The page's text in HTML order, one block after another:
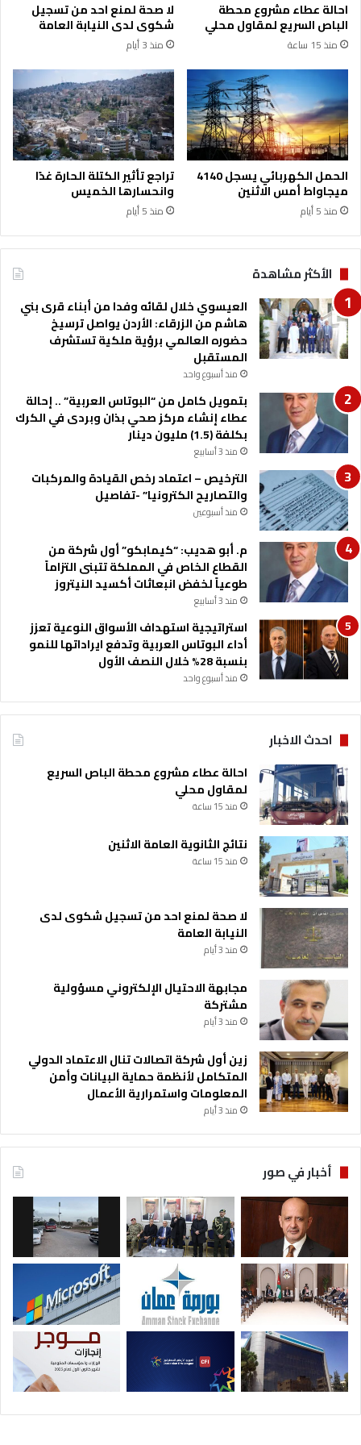
ي
ة
و
ج
م
ع
ة
ج
د
ا
ر
ا
.
ا
ل
ع
س
و
ي
ي
ل
ت
ق
ي
م
ت
ق
ا
ع
د
ي
ن
د
م
ا
ب
م
ع
ي
ة
ج
ل
ل
ة
ا
ل
م
ل
ب
ل
و
ا
ت
ا
ل
خ
ا
ص
ة
احالة عطاء مشروع محطة
الباص السريع لمقاول محلي
منذ 15 ساعة
لا صحة لمنع احد من تسجيل
شكوى لدى النيابة العامة
منذ 3 أيام
الحمل الكهربائي يسجل 4140
ميجاواط أمس الاثنين
منذ 5 أيام
تراجع تأثير الكتلة الحارة غدًا
وانحسارها الخميس
منذ 5 أيام
الأكثر مشاهدة
العيسوي خلال لقائه وفدا من أبناء قرى بني
هاشم من الزرقاء: الأردن يواصل ترسيخ
حضوره العالمي برؤية ملكية تستشرف
المستقبل
منذ أسبوع واحد
بتمويل كامل من “البوتاس العربية” .. إحالة
عطاء إنشاء مركز صحي بذان وبردى في الكرك
بكلفة (1.5) مليون دينار
منذ 3 أسابيع
الترخيص – اعتماد رخص القيادة والمركبات
والتصاريح الكترونيا” -تفاصيل
منذ أسبوعين
م. أبو هديب: “كيمابكو” أول شركة من
القطاع الخاص في المملكة تتبنى التزاماً
طوعياً لخفض انبعاثات أكسيد النيتروز
منذ 3 أسابيع
استراتيجية استهداف الأسواق النوعية تعزز
أداء البوتاس العربية وتدفع ايراداتها للنمو
بنسبة 28% خلال النصف الأول
منذ أسبوع واحد
احدث الاخبار
احالة عطاء مشروع محطة الباص السريع
لمقاول محلي
منذ 15 ساعة
نتائج الثانوية العامة الاثنين
منذ 15 ساعة
لا صحة لمنع احد من تسجيل شكوى لدى
النيابة العامة
منذ 3 أيام
مجابهة الاحتيال الإلكتروني مسؤولية
مشتركة
منذ 3 أيام
زين أول شركة اتصالات تنال الاعتماد الدولي
المتكامل لأنظمة حماية البيانات وأمن
المعلومات واستمرارية الأعمال
منذ 3 أيام
أخبار في صور